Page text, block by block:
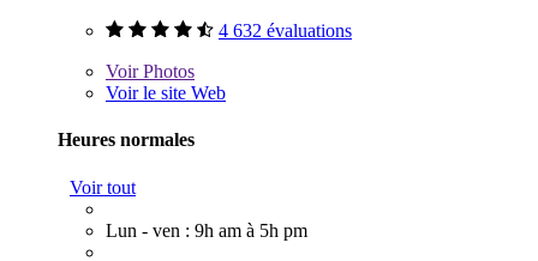
4 632 évaluations
VoirPhotos
Voir le site Web
Heures normales
Voir tout
Lun - ven : 9h am à 5h pm